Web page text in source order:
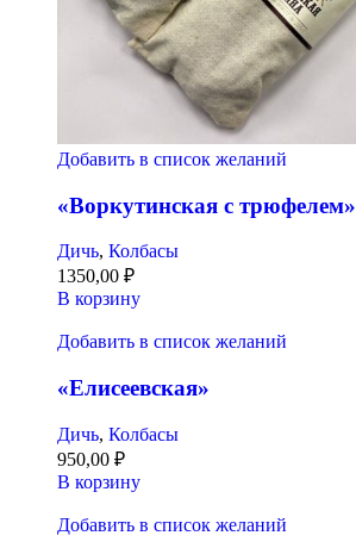
Добавить в список желаний
«Воркутинская с трюфелем»
Дичь, Колбасы
1350,00 ₽
В корзину
Добавить в список желаний
«Елисеевская»
Дичь, Колбасы
950,00 ₽
В корзину
Добавить в список желаний